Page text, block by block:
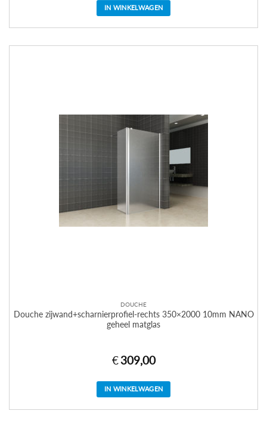
IN WINKELWAGEN
heeft
worden
productpagina
DOUCHE
Douche zijwand+scharnierprofiel-rechts 350×2000 10mm NANO
geheel matglas
€ 309,00
IN WINKELWAGEN